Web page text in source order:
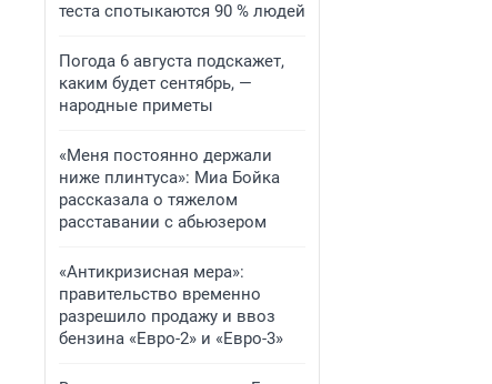
теста спотыкаются 90 % людей
Погода 6 августа подскажет,
каким будет сентябрь, —
народные приметы
«Меня постоянно держали
ниже плинтуса»: Миа Бойка
рассказала о тяжелом
расставании с абьюзером
«Антикризисная мера»:
правительство временно
разрешило продажу и ввоз
бензина «Евро-2» и «Евро-3»